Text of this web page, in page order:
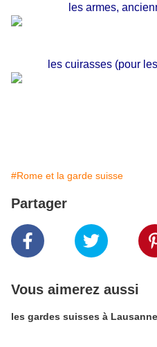
les armes,
les cuirasses (pour
#Rome et la garde suisse
Partager
Vous aimerez aussi
les gardes suisses à